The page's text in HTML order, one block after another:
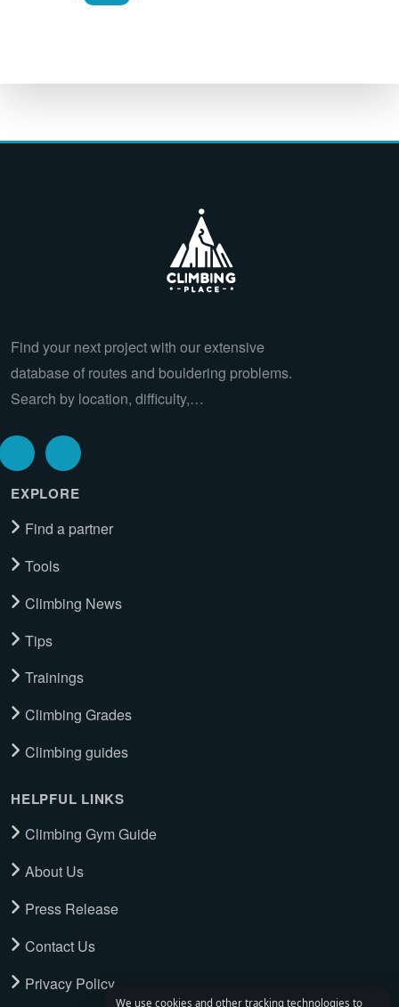
We use cookies and other tracking technologies to
Find your next project with our extensive
database of routes and bouldering problems.
Search by location, difficulty,…
EXPLORE
Find a partner
Tools
Climbing News
Tips
Trainings
Climbing Grades
Climbing guides
HELPFUL LINKS
Climbing Gym Guide
About Us
Press Release
Contact Us
Privacy Policy